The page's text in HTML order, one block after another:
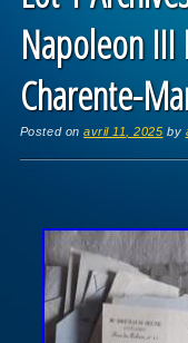
Napoleon III
Charente-
Posted onavril 11, 2025 by